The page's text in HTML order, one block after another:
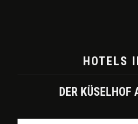
HOTELS
DER KÜSELHOF